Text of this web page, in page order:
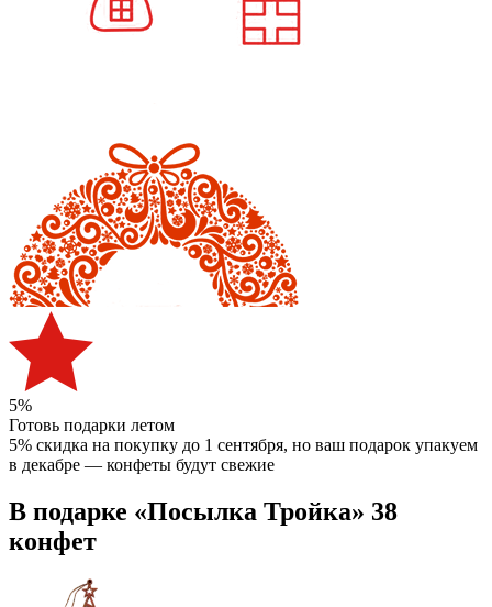
5%
Готовь подарки летом
5% скидка на покупку до 1 сентября, но ваш подарок упакуем
в декабре — конфеты будут свежие
В подарке «Посылка Тройка» 38
конфет